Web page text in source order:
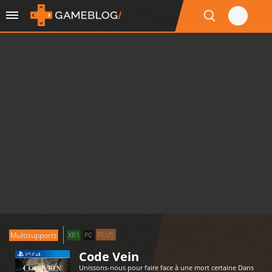
Multisupports XB1 PC PLUS
Code Vein
Unissons-nous pour faire face à une mort certaine Dans